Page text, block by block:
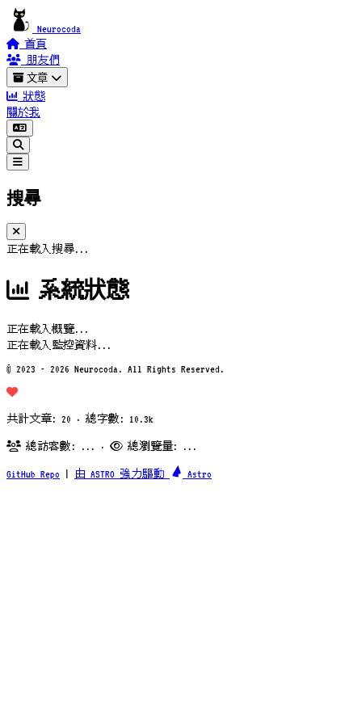
Neurocoda
首頁
朋友們
文章
狀態
關於我
搜尋
正在載入搜尋...
系統狀態
正在載入概覽...
正在載入監控資料...
© 2023 - 2026 Neurocoda. All Rights Reserved.
共計文章: 20 · 總字數: 10.3k
總訪客數: ... · 總瀏覽量: ...
GitHub Repo 由 ASTRO 強力驅動 Astro